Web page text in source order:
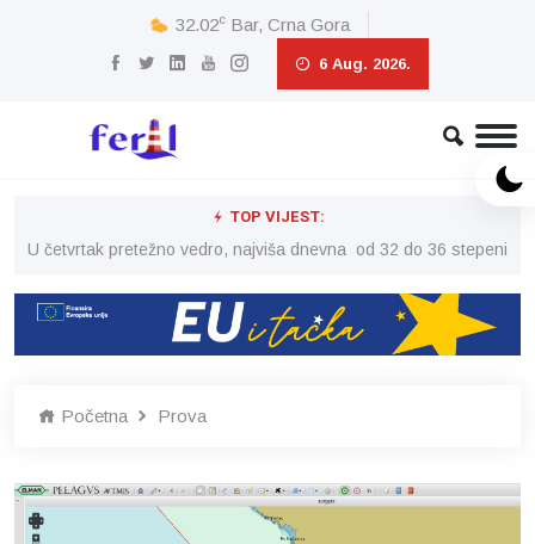
32.02c Bar, Crna Gora
6 Aug. 2026.
TOP VIJEST:
U četvrtak pretežno vedro, najviša dnevna od 32 do 36 stepeni
Početna Prova